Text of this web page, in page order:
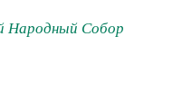
Народный Собор